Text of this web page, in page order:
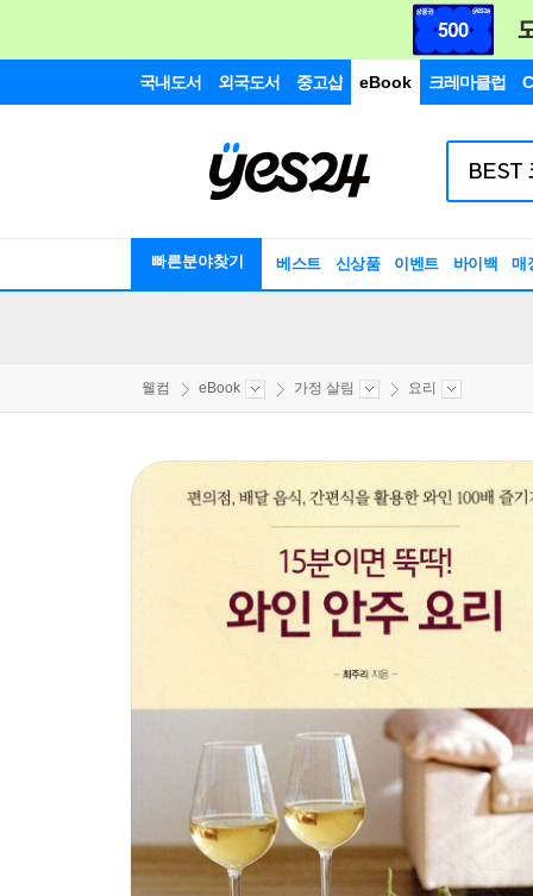
국내도서 외국도서 중고샵 eBook 크레마클럽
빠른분야찾기 베스트 신상품 이벤트 바이백 매
웰컴 eBook 가정 살림 요리